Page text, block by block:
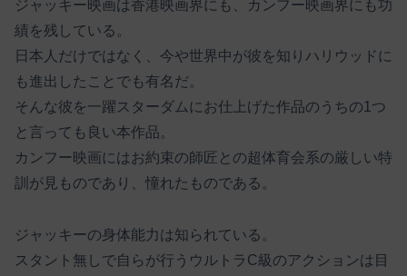
ジャッキー映画は香港映画界にも、カンフー映画界にも功
績を残している。
日本人だけではなく、今や世界中が彼を知りハリウッドに
も進出したことでも有名だ。
そんな彼を一躍スターダムにお仕上げた作品のうちの1つ
と言っても良い本作品。
カンフー映画にはお約束の師匠との超体育会系の厳しい特
訓が見ものであり、憧れたものである。
ジャッキーの身体能力は知られている。
スタント無しで自らが行うウルトラC級のアクションは目